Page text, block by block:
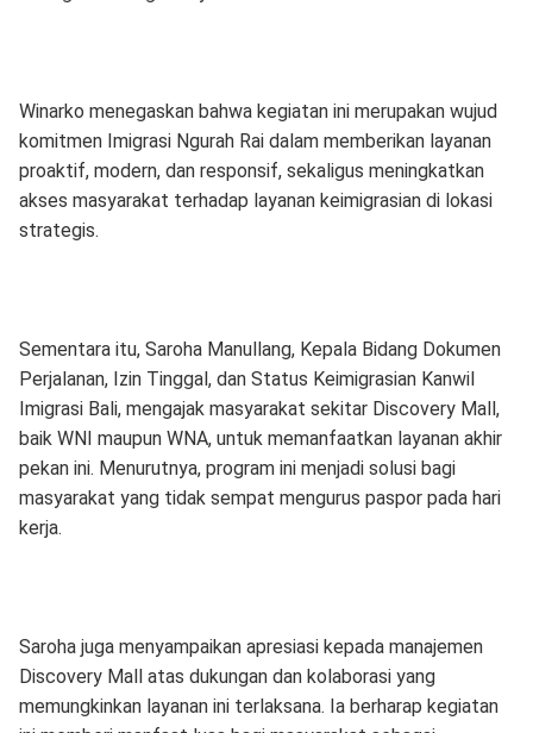
Winarko menegaskan bahwa kegiatan ini merupakan wujud
komitmen Imigrasi Ngurah Rai dalam memberikan layanan
proaktif, modern, dan responsif, sekaligus meningkatkan
akses masyarakat terhadap layanan keimigrasian di lokasi
strategis.
Sementara itu, Saroha Manullang, Kepala Bidang Dokumen
Perjalanan, Izin Tinggal, dan Status Keimigrasian Kanwil
Imigrasi Bali, mengajak masyarakat sekitar Discovery Mall,
baik WNI maupun WNA, untuk memanfaatkan layanan akhir
pekan ini. Menurutnya, program ini menjadi solusi bagi
masyarakat yang tidak sempat mengurus paspor pada hari
kerja.
Saroha juga menyampaikan apresiasi kepada manajemen
Discovery Mall atas dukungan dan kolaborasi yang
memungkinkan layanan ini terlaksana. Ia berharap kegiatan